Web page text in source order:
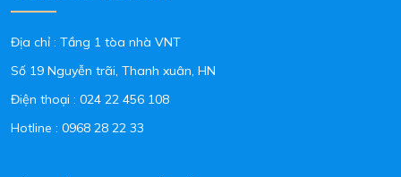
Địa chỉ : Tầng 1 tòa nhà VNT
Số 19 Nguyễn trãi, Thanh xuân, HN
Điện thoại : 024 22 456 108
Hotline : 0968 28 22 33